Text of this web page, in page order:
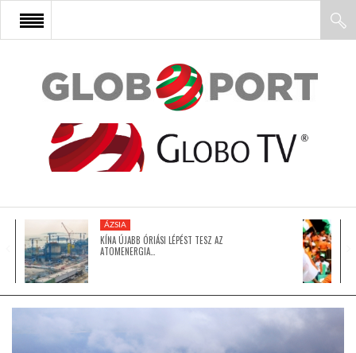
FŐOLDAL
AFRIKA
ÁZSIA
LATIN-AMERIKA
ÁZSIA
KÍNA ÚJABB ÓRIÁSI LÉPÉST TESZ AZ
ATOMENERGIA…